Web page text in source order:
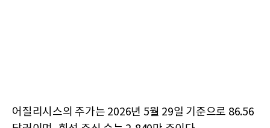
어질리시스의 주가는 2026년 5월 29일 기준으로 86.56